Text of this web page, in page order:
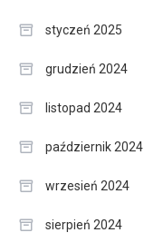
styczeń 2025
grudzień 2024
listopad 2024
październik 2024
wrzesień 2024
sierpień 2024